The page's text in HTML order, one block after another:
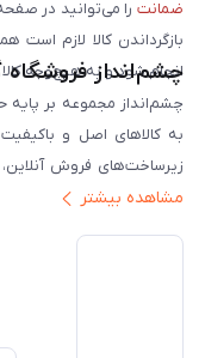
ضمانت را می‌توانید در
بازگرداندن کالا لازم
انجام شود و به هیچ‌وجه
چشم‌انداز
چشم‌انداز مجموعه بر پایه
به کالاهای اصل و
زیرساخت‌های فروش
ایران ارائه دهیم. تبدیل‌شدن
خدمات و به‌روزرسانی
داریم آینده بازار
را در اولویت قرار می‌دهند.
سمت تحقق این چشم‌انداز
مشاهده بیشتر